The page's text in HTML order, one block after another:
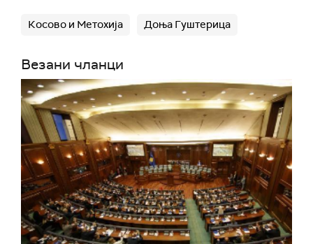
Косово и Метохија Доња Гуштерица
Везани чланци